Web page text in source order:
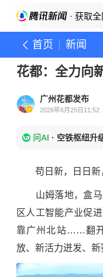
· 获取
首页 新闻
花都：全力向
广州花都发布
2026年6月25日11:52
问AI · 空铁枢纽升
苟日新，日日新
山姆落地，盒马
区人工智能产业促
靠广州北站……翻
放、新活力迸发、新